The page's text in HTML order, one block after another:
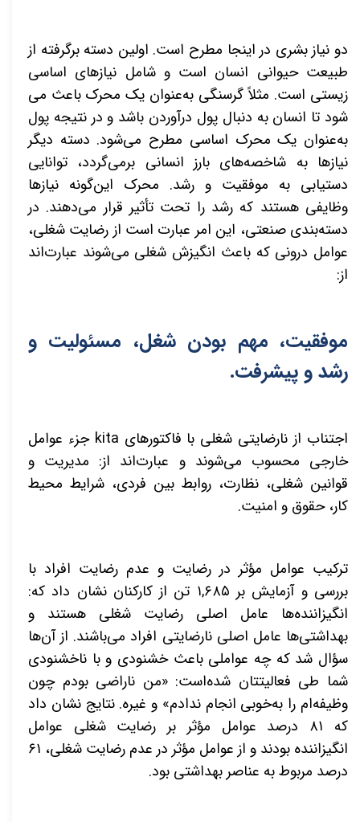
دو نیاز بشری در اینجا مطرح است. اولین دسته برگرفته از
طبیعت حیوانی انسان است و شامل نیازهای اساسی
زیستی است. مثلاً گرسنگی به‌عنوان یک محرک باعث می­‌
شود تا انسان به دنبال پول درآوردن باشد و در نتیجه پول
به‌عنوان یک محرک اساسی مطرح می­‌شود. دسته دیگر
نیازها به شاخصه­‌های بارز انسانی برمی‌گردد، توانایی
دستیابی به موفقیت و رشد. محرک این‌گونه نیازها
وظایفی هستند که رشد را تحت تأثیر قرار می­‌دهند. در
دسته‌بندی صنعتی، این امر عبارت است از رضایت شغلی،
عوامل درونی که باعث انگیزش شغلی می­‌شوند عبارت‌اند
از:
موفقیت، مهم بودن شغل، مسئولیت و
رشد و پیشرفت.
اجتناب از نارضایتی شغلی با فاکتورهای kita جزء عوامل
خارجی محسوب می‌شوند و عبارت‌اند از: مدیریت و
قوانین شغلی، نظارت، روابط بین فردی، شرایط محیط
کار، حقوق و امنیت.
ترکیب عوامل مؤثر در رضایت و عدم رضایت افراد با
بررسی و آزمایش بر ۱,۶۸۵ تن از کارکنان نشان داد که:
انگیزاننده­‌ها عامل اصلی رضایت شغلی هستند و
بهداشتی‌­ها عامل اصلی نارضایتی افراد می­‌باشند. از آن‌ها
سؤال شد که چه عواملی باعث خشنودی و با ناخشنودی
شما طی فعالیتتان شده‌است: «من ناراضی بودم چون
وظیفه‌­ام را به‌خوبی انجام ندادم» و غیره. نتایج نشان داد
که ۸۱ درصد عوامل مؤثر بر رضایت شغلی عوامل
انگیزاننده بودند و از عوامل مؤثر در عدم رضایت شغلی، ۶۱
درصد مربوط به عناصر بهداشتی بود.